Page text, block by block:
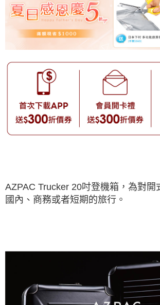
AZPAC Trucker 20吋登機箱，為對開
國內、商務或者短期的旅行。